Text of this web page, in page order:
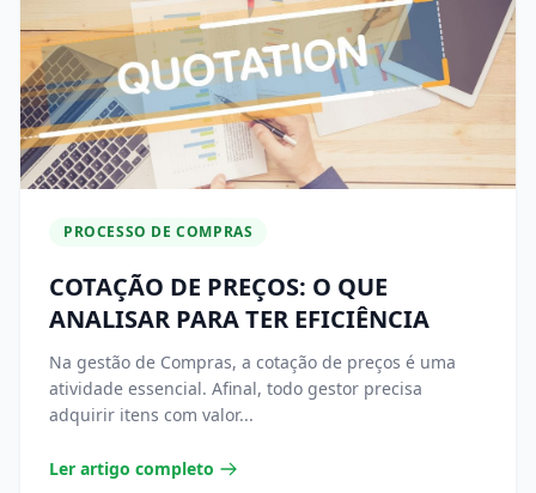
PROCESSO DE COMPRAS
COTAÇÃO DE PREÇOS: O QUE
ANALISAR PARA TER EFICIÊNCIA
Na gestão de Compras, a cotação de preços é uma
atividade essencial. Afinal, todo gestor precisa
adquirir itens com valor...
Ler artigo completo